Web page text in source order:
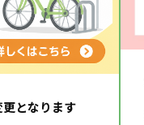
となります